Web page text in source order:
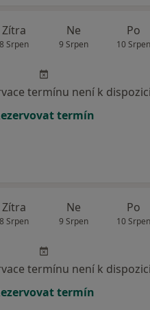
Zítra
8 Srpen
Ne
9 Srpen
Po
10 Srpen
termínu není k dispozici
termín
Zítra
8 Srpen
Ne
9 Srpen
Po
10 Srpen
termínu není k dispozici
termín